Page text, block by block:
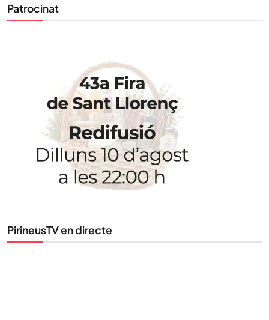
Patrocinat
PirineusTV en directe
STAY UPDATED
Uneix-te al nostre butlletí
Tota l’actualitat, seleccionada i enviada directament
al teu correu. Subscriu-te al nostre butlletí i segueix
la informació que importa.